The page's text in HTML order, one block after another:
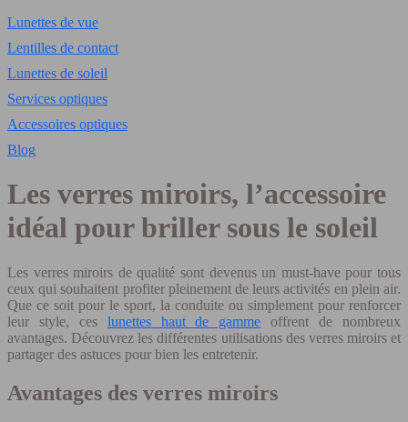
Lunettes de vue
Lentilles de contact
Lunettes de soleil
Services optiques
Accessoires optiques
Blog
Les verres miroirs, l’accessoire
idéal pour briller sous le soleil
Les verres miroirs de qualité sont devenus un must-have pour tous
ceux qui souhaitent profiter pleinement de leurs activités en plein air.
Que ce soit pour le sport, la conduite ou simplement pour renforcer
leur style, ces lunettes haut de gamme offrent de nombreux
avantages. Découvrez les différentes utilisations des verres miroirs et
partager des astuces pour bien les entretenir.
Avantages des verres miroirs